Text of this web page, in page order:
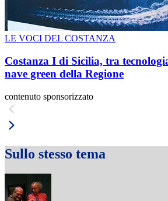
LE VOCI DEL COSTANZA
Costanza I di Sicilia, tra
nave green della Regione
contenuto sponsorizzato
Sullo stesso tema